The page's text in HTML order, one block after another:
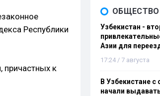
Республики
причастных к
ОБЩЕСТВО
Узбекистан -
Азии для
17:24 / 7 августа
В Узбекистане
начали